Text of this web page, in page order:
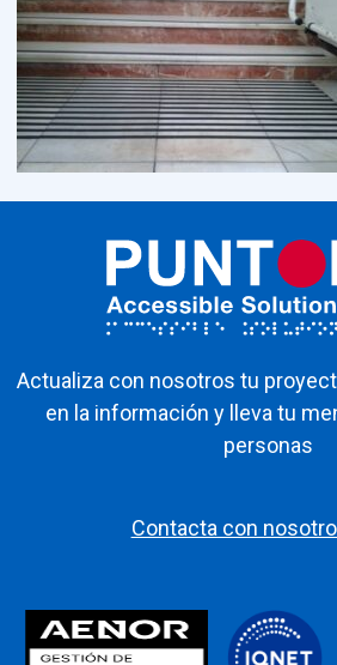
Actualiza con nosotros tu
en la información y lleva tu
personas
Contacta con